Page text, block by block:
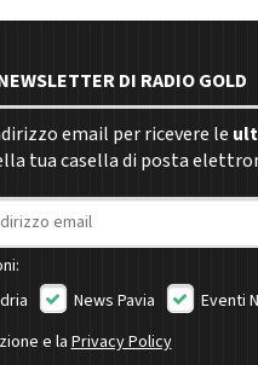
DI RADIO GOLD
email per ricevere le
tua casella di posta
News Pavia
Eventi
e la Privacy Policy